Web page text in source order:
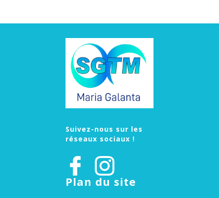
Suivez-nous sur les
réseaux sociaux !
Plan du site